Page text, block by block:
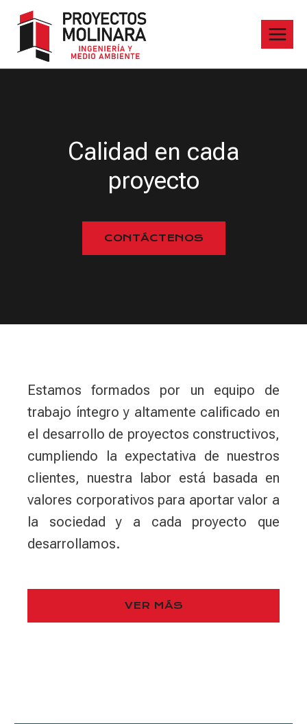
Calidad en cada
proyecto
CONTÁCTENOS
Estamos formados por un equipo de
trabajo íntegro y altamente calificado en
el desarrollo de proyectos constructivos,
cumpliendo la expectativa de nuestros
clientes, nuestra labor está basada en
valores corporativos para aportar valor a
la sociedad y a cada proyecto que
desarrollamos.
VER MÁS